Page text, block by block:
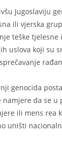
Jugoslaviju
ili vjerska
teške tjelesne
uslova koji su
genocida
namjere da se
ili mens rea
uništi